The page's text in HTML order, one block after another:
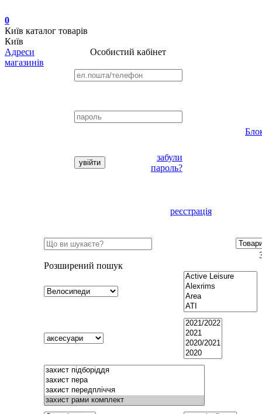
0
Київ каталог товарів
Київ
Адреси
магазинів
Особистий кабінет
забули
пароль?
реєстрація
Розширений пошук